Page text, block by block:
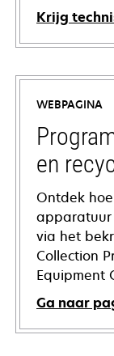
Krijg
opens
in
new
tab
WEBPAGINA
en
Ontdek
apparatuur
via het
Collection
Equipment
Ga naar